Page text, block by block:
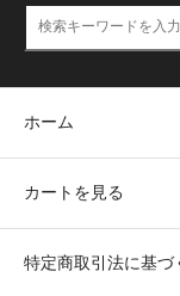
ホーム
カートを見る
特定商取引法に基づ